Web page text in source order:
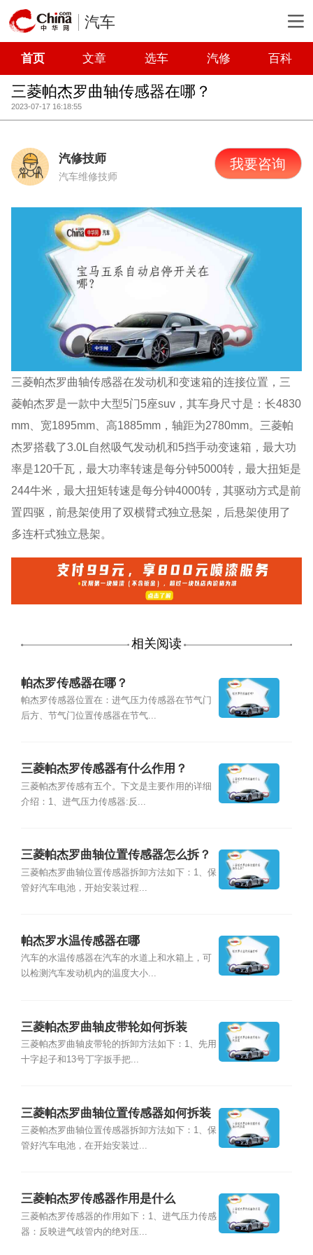
汽车
首页 文章 选车 汽修 百科
三菱帕杰罗曲轴传感器在哪？
2023-07-17 16:18:55
汽修技师
汽车维修技师
我要咨询
三菱帕杰罗曲轴传感器在发动机和变速箱的连接位置，三
菱帕杰罗是一款中大型5门5座suv，其车身尺寸是：长4830
mm、宽1895mm、高1885mm，轴距为2780mm。三菱帕
杰罗搭载了3.0L自然吸气发动机和5挡手动变速箱，最大功
率是120千瓦，最大功率转速是每分钟5000转，最大扭矩是
244牛米，最大扭矩转速是每分钟4000转，其驱动方式是前
置四驱，前悬架使用了双横臂式独立悬架，后悬架使用了
多连杆式独立悬架。
相关阅读
帕杰罗传感器在哪？
帕杰罗传感器位置在：进气压力传感器在节气门
后方、节气门位置传感器在节气...
三菱帕杰罗传感器有什么作用？
三菱帕杰罗传感有五个。下文是主要作用的详细
介绍：1、进气压力传感器:反...
三菱帕杰罗曲轴位置传感器怎么拆？
三菱帕杰罗曲轴位置传感器拆卸方法如下：1、保
管好汽车电池，开始安装过程...
帕杰罗水温传感器在哪
汽车的水温传感器在汽车的水道上和水箱上，可
以检测汽车发动机内的温度大小...
三菱帕杰罗曲轴皮带轮如何拆装
三菱帕杰罗曲轴皮带轮的拆卸方法如下：1、先用
十字起子和13号丁字扳手把...
三菱帕杰罗曲轴位置传感器如何拆装
三菱帕杰罗曲轴位置传感器拆卸方法如下：1、保
管好汽车电池，在开始安装过...
三菱帕杰罗传感器作用是什么
三菱帕杰罗传感器的作用如下：1、进气压力传感
器：反映进气歧管内的绝对压...